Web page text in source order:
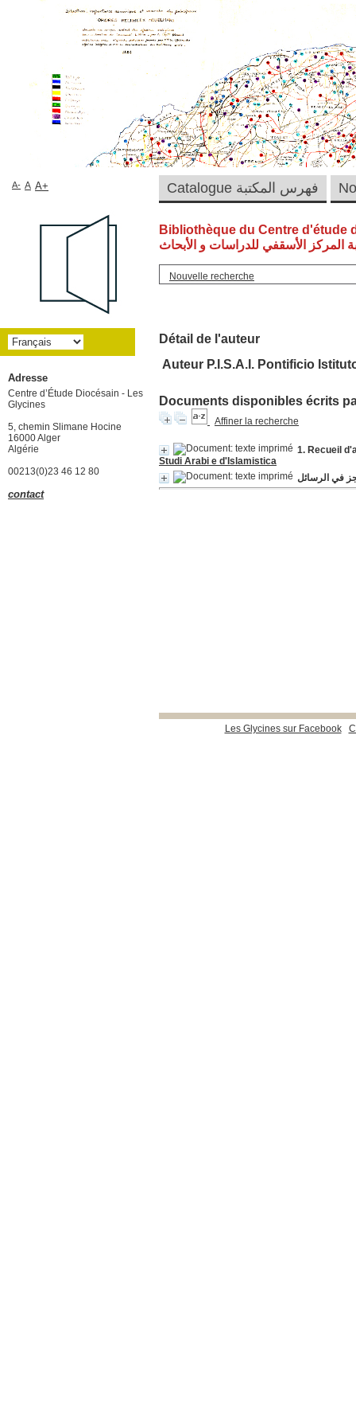
Bibliothèque du Centre d'étude
المركز الأسقفي للدراسات و الأبحاث
Nouvelle recherche
Détail de l'auteur
Auteur P.I.S.A.I. Pontificio
Documents disponibles écrits
Affiner la recherche
1. Recueil
Studi Arabi e d'Islamistica
في الرسائل
Les Glycines sur Facebook
Catalogue فهرس المكتبة A- A A+
Adresse
Centre d’Étude Diocésain - Les
Glycines
5, chemin Slimane Hocine
16000 Alger
Algérie
00213(0)23 46 12 80
contact